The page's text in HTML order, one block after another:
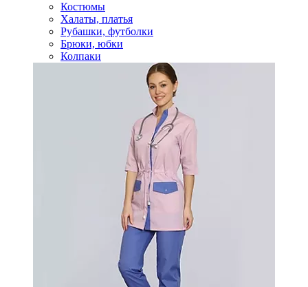
Костюмы
Халаты, платья
Рубашки, футболки
Брюки, юбки
Колпаки